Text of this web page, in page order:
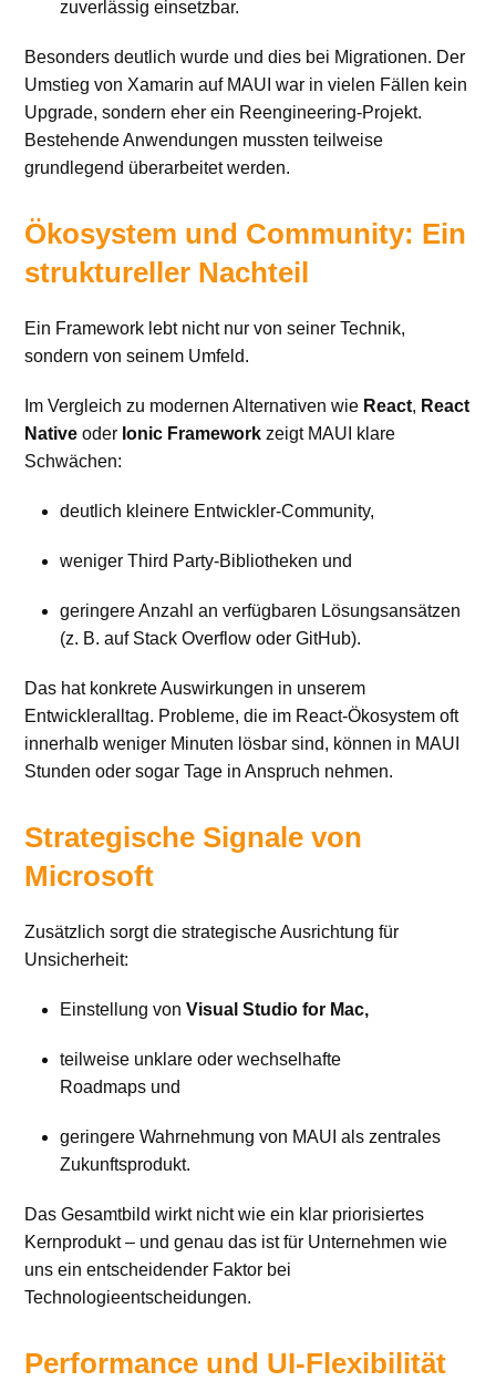
zuverlässig einsetzbar.
Besonders deutlich wurde und dies bei Migrationen. Der
Umstieg von Xamarin auf MAUI war in vielen Fällen kein
Upgrade, sondern eher ein Reengineering-Projekt.
Bestehende Anwendungen mussten teilweise
grundlegend überarbeitet werden.
Ökosystem und Community: Ein
struktureller Nachteil
Ein Framework lebt nicht nur von seiner Technik,
sondern von seinem Umfeld.
Im Vergleich zu modernen Alternativen wie React, React
Native oder Ionic Frameworkzeigt MAUI klare
Schwächen:
deutlich kleinere Entwickler-Community,
weniger Third Party-Bibliotheken und
geringere Anzahl an verfügbaren Lösungsansätzen
(z. B. auf Stack Overflow oder GitHub).
Das hat konkrete Auswirkungen in unserem
Entwickleralltag. Probleme, die im React-Ökosystem oft
innerhalb weniger Minuten lösbar sind, können in MAUI
Stunden oder sogar Tage in Anspruch nehmen.
Strategische Signale von
Microsoft
Zusätzlich sorgt die strategische Ausrichtung für
Unsicherheit:
Einstellung vonVisual Studio for Mac,
teilweise unklare oder wechselhafte
Roadmaps und
geringere Wahrnehmung von MAUI als zentrales
Zukunftsprodukt.
Das Gesamtbild wirkt nicht wie ein klar priorisiertes
Kernprodukt – und genau das ist für Unternehmen wie
uns ein entscheidender Faktor bei
Technologieentscheidungen.
Performance und UI-Flexibilität